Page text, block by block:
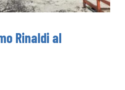
Rinaldi al